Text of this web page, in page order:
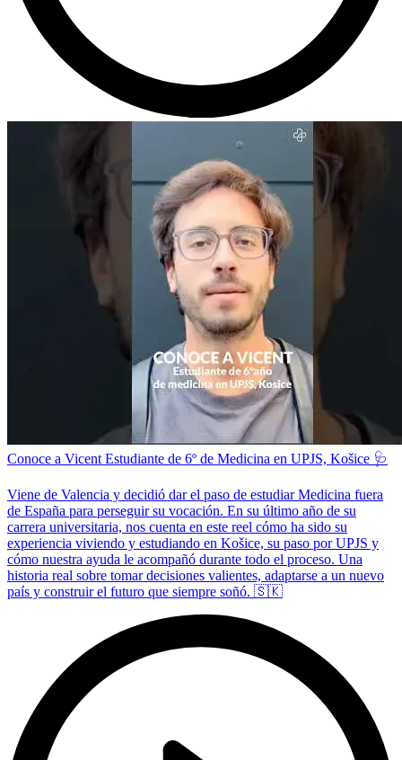
Conoce a Vicent Estudiante de 6º de Medicina en UPJS, Košice 🩺
Viene de Valencia y decidió dar el paso de estudiar Medicina fuera
de España para perseguir su vocación. En su último año de su
carrera universitaria, nos cuenta en este reel cómo ha sido su
experiencia viviendo y estudiando en Košice, su paso por UPJS y
cómo nuestra ayuda le acompañó durante todo el proceso. Una
historia real sobre tomar decisiones valientes, adaptarse a un nuevo
país y construir el futuro que siempre soñó. 🇸🇰